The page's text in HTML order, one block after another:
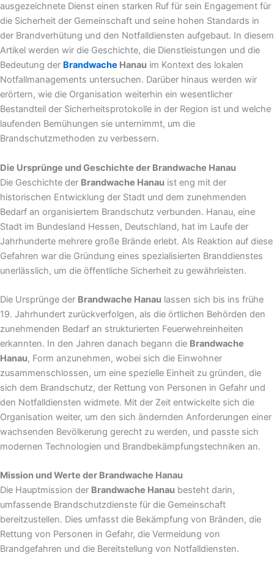
ausgezeichnete Dienst einen starken Ruf für sein Engagement für
die Sicherheit der Gemeinschaft und seine hohen Standards in
der Brandverhütung und den Notfalldiensten aufgebaut. In diesem
Artikel werden wir die Geschichte, die Dienstleistungen und die
Bedeutung der Brandwache Hanau im Kontext des lokalen
Notfallmanagements untersuchen. Darüber hinaus werden wir
erörtern, wie die Organisation weiterhin ein wesentlicher
Bestandteil der Sicherheitsprotokolle in der Region ist und welche
laufenden Bemühungen sie unternimmt, um die
Brandschutzmethoden zu verbessern.
Die Ursprünge und Geschichte der Brandwache Hanau
Die Geschichte der Brandwache Hanau ist eng mit der
historischen Entwicklung der Stadt und dem zunehmenden
Bedarf an organisiertem Brandschutz verbunden. Hanau, eine
Stadt im Bundesland Hessen, Deutschland, hat im Laufe der
Jahrhunderte mehrere große Brände erlebt. Als Reaktion auf diese
Gefahren war die Gründung eines spezialisierten Branddienstes
unerlässlich, um die öffentliche Sicherheit zu gewährleisten.
Die Ursprünge der Brandwache Hanau lassen sich bis ins frühe
19. Jahrhundert zurückverfolgen, als die örtlichen Behörden den
zunehmenden Bedarf an strukturierten Feuerwehreinheiten
erkannten. In den Jahren danach begann die Brandwache
Hanau, Form anzunehmen, wobei sich die Einwohner
zusammenschlossen, um eine spezielle Einheit zu gründen, die
sich dem Brandschutz, der Rettung von Personen in Gefahr und
den Notfalldiensten widmete. Mit der Zeit entwickelte sich die
Organisation weiter, um den sich ändernden Anforderungen einer
wachsenden Bevölkerung gerecht zu werden, und passte sich
modernen Technologien und Brandbekämpfungstechniken an.
Mission und Werte der Brandwache Hanau
Die Hauptmission der Brandwache Hanau besteht darin,
umfassende Brandschutzdienste für die Gemeinschaft
bereitzustellen. Dies umfasst die Bekämpfung von Bränden, die
Rettung von Personen in Gefahr, die Vermeidung von
Brandgefahren und die Bereitstellung von Notfalldiensten.